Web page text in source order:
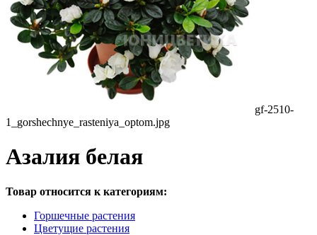
gf-2510-
1_gorshechnye_rasteniya_optom.jpg
Азалия белая
Товар относится к категориям:
Горшечные растения
Цветущие растения